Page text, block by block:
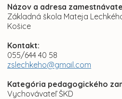
Názov a adresa
Základná škola Mateja
Košice
Kontakt:
055/644 40 58
zslechkeho@gmail.com
Kategória
Vychovávateľ ŠKD